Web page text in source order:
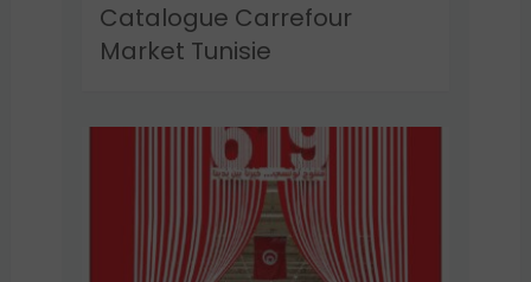
Catalogue Carrefour
Market Tunisie